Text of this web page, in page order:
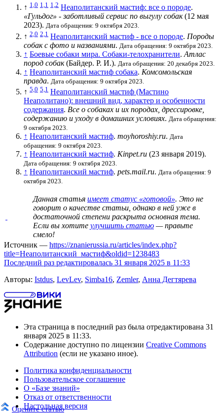
Оцените статью
↑ 1,0 1,1 1,2 Неаполитанский мастиф: все о породе.
«Гульдог» - заботливый сервис по выгулу собак(12 мая
2023). Дата обращения: 9 октября 2023.
↑ 2,0 2,1 Неаполитанский мастиф - все о породе. Породы
собак с фото и названиями. Дата обращения: 9 октября 2023.
↑ Боевые собаки мира. Собаки-телохранители. Атлас
пород собак(Байдер. Р. И.). Дата обращения: 20 декабря 2023.
↑ Неаполитанский мастиф собака. Комсомольская
правда. Дата обращения: 9 октября 2023.
↑ 5,0 5,1 Неаполитанский мастиф (Мастино
Неаполитано): внешний вид, характер и особенности
содержания. Все о собаках и их породах, дрессировке,
содержанию и уходу в домашних условиях. Дата обращения:
9 октября 2023.
↑ Неаполитанский мастиф. moyhoroshiy.ru. Дата
обращения: 9 октября 2023.
↑ Неаполитанский мастиф. Kinpet.ru (23 января 2019).
Дата обращения: 9 октября 2023.
↑ Неаполитанский мастиф. pets.mail.ru. Дата обращения: 9
октября 2023.
Данная статья имеет статус «готовой». Это не
говорит о качестве статьи , однако в ней уже в
достаточной степени раскрыта основная тема.
Если вы хотите улучшить статью — правьте
смело!
Источник — https://znanierussia.ru/articles/index.php?
title=Неаполитанский_мастиф&oldid=1238483
Последний раз редактировалась 31 января 2025 в 11:33
Авторы: Istdus, LevLev, Simba16, Zemler, Анна Дегтярева
Эта страница в последний раз была отредактирована 31
января 2025 в 11:33.
Содержание доступно по лицензии Creative Commons
Attribution (если не указано иное).
Политика конфиденциальности
Пользовательское соглашение
О «Базе знаний»
Отказ от ответственности
Настольная версия